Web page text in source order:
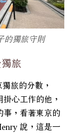
的獨旅守則
旅
旅的分數，
心工作的他，
事，看著東京的
說，這是一